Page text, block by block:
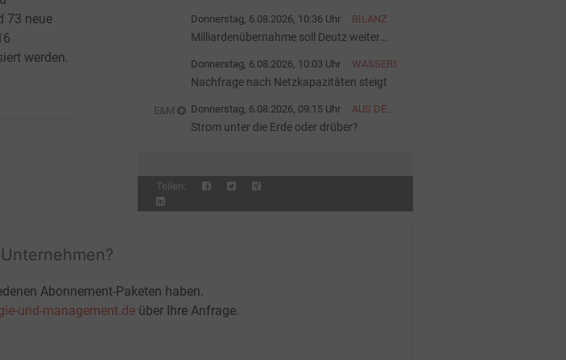
73 neue
werden.
Donnerstag, 6.08.2026, 10:36 Uhr BILANZ
Milliardenübernahme soll Deutz weiter
Donnerstag, 6.08.2026, 10:03 Uhr WASSERSTOFF
Nachfrage nach Netzkapazitäten steigt
E&M Donnerstag, 6.08.2026, 09:15 Uhr
AUS DER
AKTUELLEN
AUSGABE
Strom unter die Erde oder drüber?
Teilen:
Abonnement-Paketen haben.
und-management.de über Ihre Anfrage.